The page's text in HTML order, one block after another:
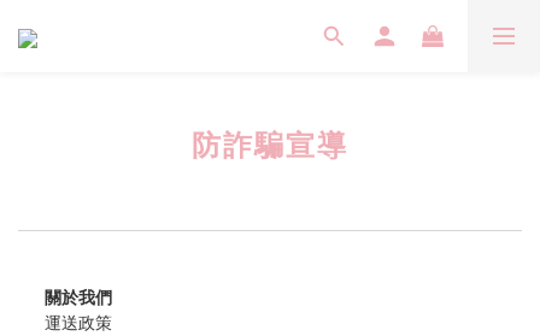
防詐騙宣導
關於我們
運送政策